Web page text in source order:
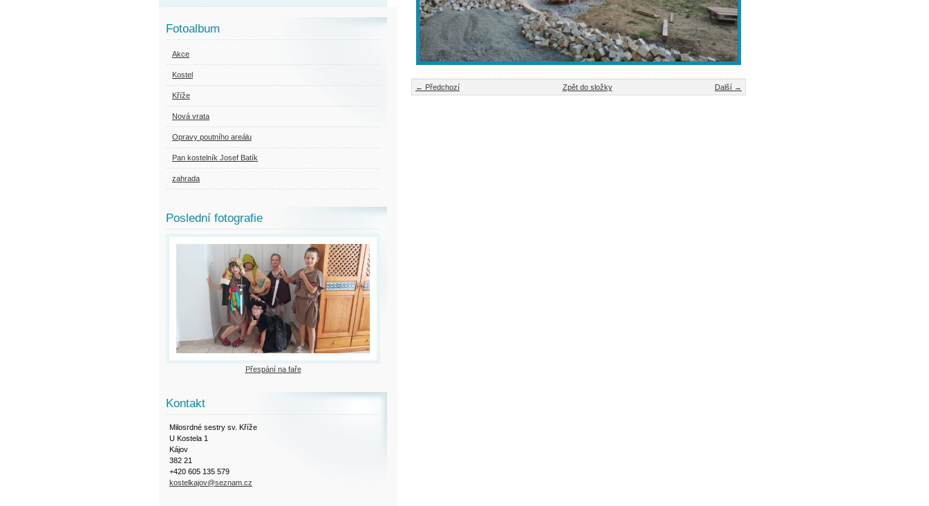
← Předchozí Další →
Zpět do složky
Fotoalbum
Akce
Kostel
Kříže
Nová vrata
Opravy poutního areálu
Pan kostelník Josef Batík
zahrada
Poslední fotografie
Přespání na faře
Kontakt
Milosrdné sestry sv. Kříže
U Kostela 1
Kájov
382 21
+420 605 135 579
kostelkajov@seznam.cz